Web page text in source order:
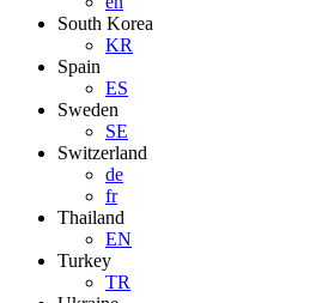
South Korea
KR
Spain
ES
Sweden
SE
Switzerland
de
fr
Thailand
EN
Turkey
TR